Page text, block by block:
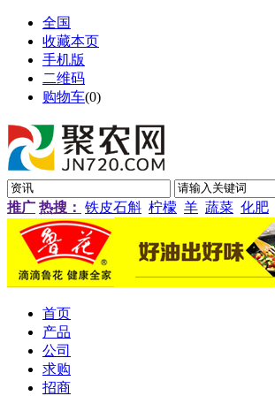
全国
收藏本页
手机版
二维码
购物车(0)
推广 热搜： 铁皮石斛 柠檬 羊 蔬菜 化肥
首页
产品
公司
求购
招商